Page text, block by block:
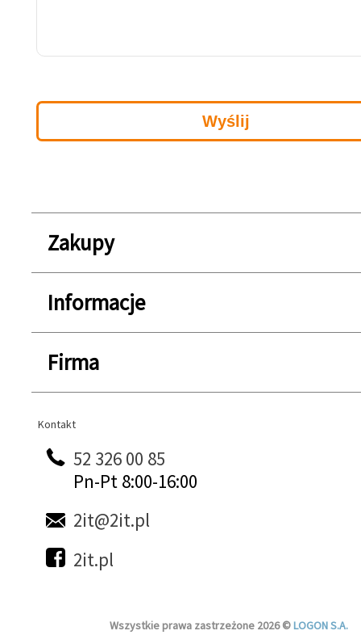
Zakupy
Informacje
Firma
Kontakt
Kontakt
52 326 00 85
Pn-Pt 8:00-16:00
2it@2it.pl
2it.pl
Wszystkie prawa zastrzeżone 2026 ©LOGON S.A.